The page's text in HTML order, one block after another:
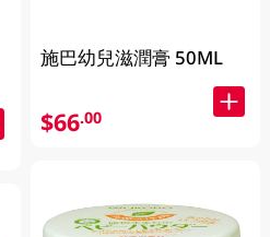
施巴幼兒滋潤膏 50ML
$66.00